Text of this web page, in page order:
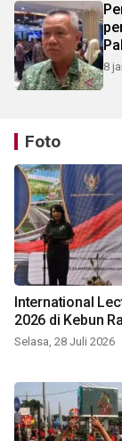
8
Foto
International
2026 di Kebun
Selasa, 28 Juli 2026